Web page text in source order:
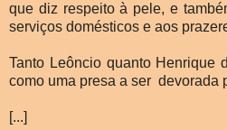
que diz respeito à pele, e
serviços domésticos e aos
Tanto Leôncio quanto Henrique
como uma presa a ser devorada
[...]